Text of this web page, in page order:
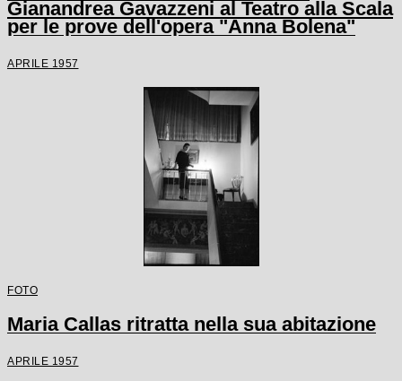
Gianandrea Gavazzeni al Teatro alla Scala
per le prove dell'opera "Anna Bolena"
APRILE 1957
FOTO
Maria Callas ritratta nella sua abitazione
APRILE 1957